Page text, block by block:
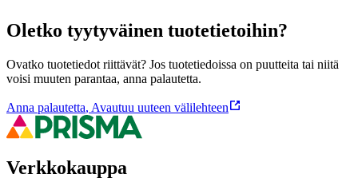
Oletko tyytyväinen tuotetietoihin?
Ovatko tuotetiedot riittävät? Jos tuotetiedoissa on puutteita tai niitä
voisi muuten parantaa, anna palautetta.
Anna palautetta, Avautuu uuteen välilehteen
Verkkokauppa